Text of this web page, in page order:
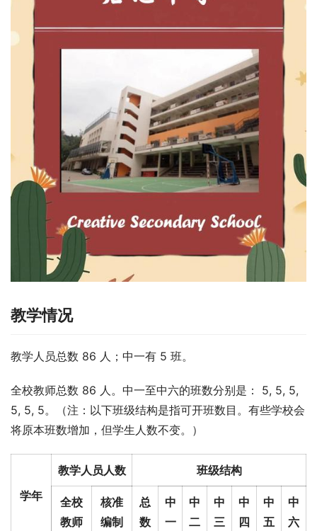
教学情况
教学人员总数 86 人；中一有 5 班。
全校教师总数 86 人。中一至中六的班数分别是： 5, 5, 5,
5, 5, 5。（注：以下班级结构是指可开班数目。有些学校会
将原本班数增加，但学生人数不变。）
学年
教学人员人数 班级结构
全校
教师
核准
编制
总
数
中
一
中
二
中
三
中
四
中
五
中
六